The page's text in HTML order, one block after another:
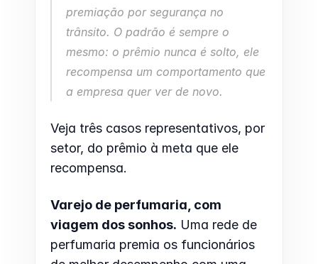
premiação por segurança no
trânsito. O padrão é sempre o
mesmo: o prêmio nunca é solto, ele
recompensa um comportamento que
a empresa quer ver de novo.
Veja três casos representativos, por
setor, do prêmio à meta que ele
recompensa.
Varejo de perfumaria, com
viagem dos sonhos. Uma rede de
perfumaria premia os funcionários